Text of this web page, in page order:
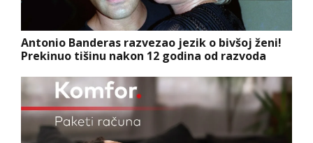
Antonio Banderas razvezao jezik o bivšoj ženi!
Prekinuo tišinu nakon 12 godina od razvoda